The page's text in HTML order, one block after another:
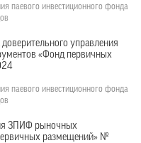
паевого инвестиционного фонда
управления
«Фонд первичных
паевого инвестиционного фонда
ЗПИФ рыночных
размещений» №